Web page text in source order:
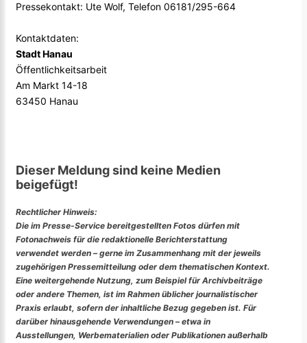
Pressekontakt: Ute Wolf, Telefon 06181/295-664
Kontaktdaten:
Stadt Hanau
Öffentlichkeitsarbeit
Am Markt 14-18
63450 Hanau
Dieser Meldung sind keine Medien
beigefügt!
Rechtlicher Hinweis:
Die im Presse-Service bereitgestellten Fotos dürfen mit
Fotonachweis für die redaktionelle Berichterstattung
verwendet werden – gerne im Zusammenhang mit der jeweils
zugehörigen Pressemitteilung oder dem thematischen Kontext.
Eine weitergehende Nutzung, zum Beispiel für Archivbeiträge
oder andere Themen, ist im Rahmen üblicher journalistischer
Praxis erlaubt, sofern der inhaltliche Bezug gegeben ist. Für
darüber hinausgehende Verwendungen – etwa in
Ausstellungen, Werbematerialien oder Publikationen außerhalb